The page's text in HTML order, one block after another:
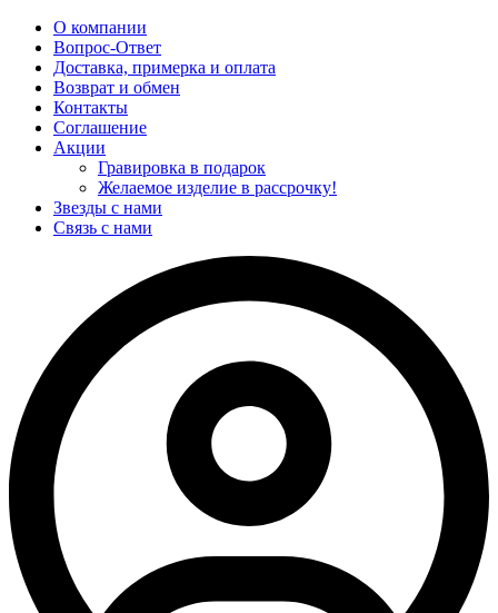
О компании
Вопрос-Ответ
Доставка, примерка и оплата
Возврат и обмен
Контакты
Соглашение
Акции
Гравировка в подарок
Желаемое изделие в рассрочку!
Звезды с нами
Связь с нами